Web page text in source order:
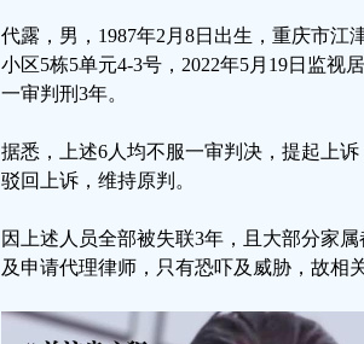
代露，男，1987年2月8日出生，重庆市
小区5栋5单元4-3号，2022年5月19日监视
一审判刑3年。
据悉，上述6人均不服一审判决，提起上
驳回上诉，维持原判。
因上述人员全部被失联3年，且大部分家
及申请代理律师，只有恐吓及威胁，故相